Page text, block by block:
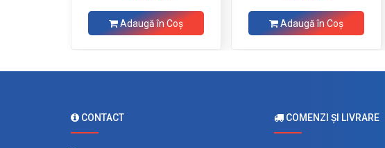
Adaugă în Coş Adaugă în Coş
CONTACT COMENZI ŞI LIVRARE